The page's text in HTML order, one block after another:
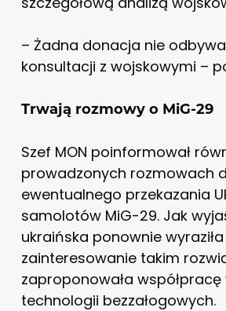
– Żadna donacja nie
konsultacji z wojskowymi –
Trwają rozmowy o MiG-29
Szef MON poinformował
prowadzonych rozmowach
ewentualnego przekazania
samolotów MiG-29. Jak
ukraińska ponownie wyraziła
zainteresowanie takim
zaproponowała współpracę
technologii bezzałogowych.